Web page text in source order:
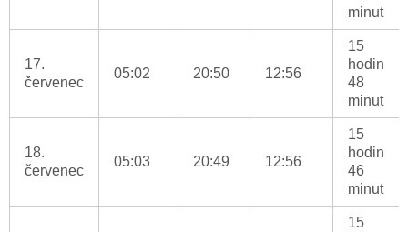
minut
17.
červenec
05:02 20:50 12:56
15
hodin
48
minut
18.
červenec
05:03 20:49 12:56
15
hodin
46
minut
15